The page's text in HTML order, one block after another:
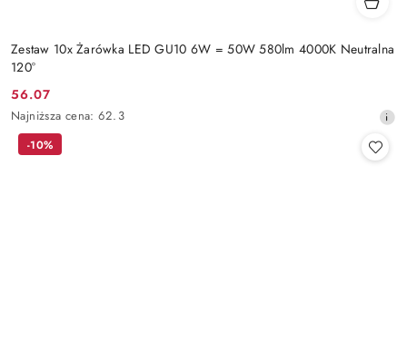
Zestaw 10x Żarówka LED GU10 6W = 50W 580lm 4000K Neutralna
120°
Cena
promocyjna:
56.07
Najniższa
cena
Najniższa cena: 62.3
-10%